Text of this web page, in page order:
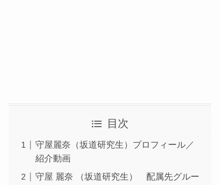
目次
守屋麗奈（坂道研究生）プロフィール／
紹介動画
守屋 麗奈 （坂道研究生） 配属先グルー